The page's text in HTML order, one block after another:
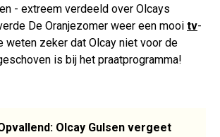
- extreem verdeeld over Olcays
De Oranjezomer weer een mooi tv-
weten zeker dat Olcay niet voor de
is bij het praatprogramma!
Olcay Gulsen vergeet